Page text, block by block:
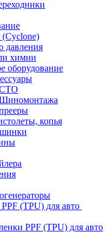
давления
химии
оборудование
СТО
копья
(TPU) для авто
PPF (TPU) для авто